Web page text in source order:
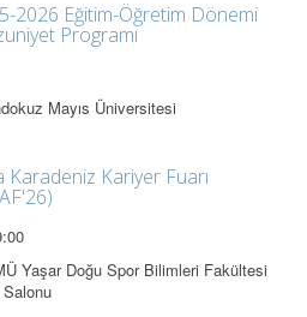
2026 Eğitim-Öğretim Dönemi
Programı
Mayıs Üniversitesi
Karadeniz Kariyer Fuarı
Yaşar Doğu Spor Bilimleri Fakültesi